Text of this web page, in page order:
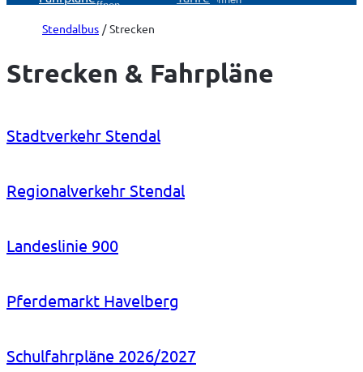
öffnen
Stendalbus Strecken
Strecken & Fahrpläne
Stadtverkehr Stendal
Regionalverkehr Stendal
Landeslinie 900
Pferdemarkt Havelberg
Schulfahrpläne 2026/2027